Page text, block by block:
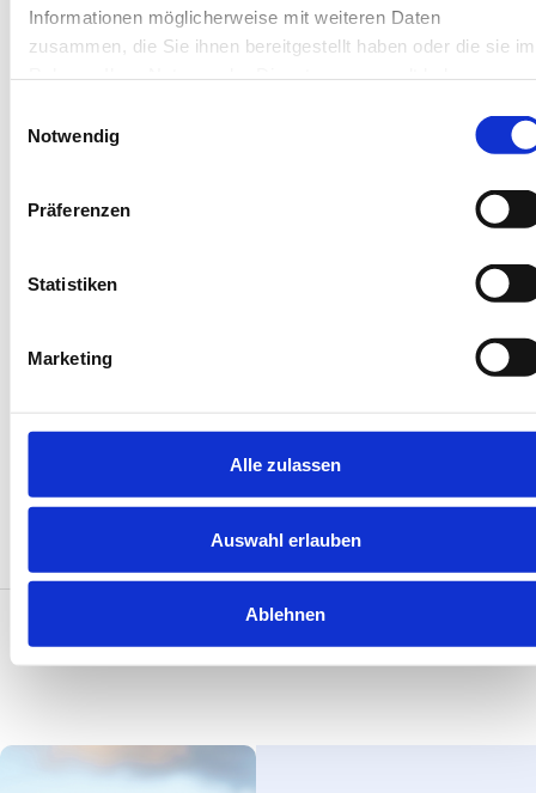
Informationen möglicherweise mit weiteren Daten
zusammen, die Sie ihnen bereitgestellt haben oder die sie im
Notwendig
Präferenzen
Statistiken
Marketing
Alle zulassen
Auswahl erlauben
Ablehnen
Haus Casper
80 m²
Herausragend
70 m²
Alle Ferienunterkünfte